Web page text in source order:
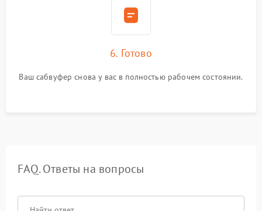
6. Готово
Ваш сабвуфер снова у вас в полностью рабочем состоянии.
FAQ. Ответы на вопросы